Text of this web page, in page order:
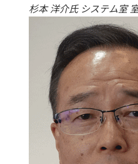
杉本 洋介氏 システム室